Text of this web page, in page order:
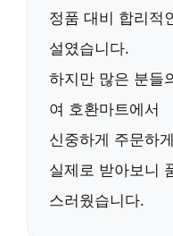
정품 대비 합리적
설였습니다.
하지만 많은 분들
여 호환마트에서
신중하게 주문하
실제로 받아보니
스러웠습니다.